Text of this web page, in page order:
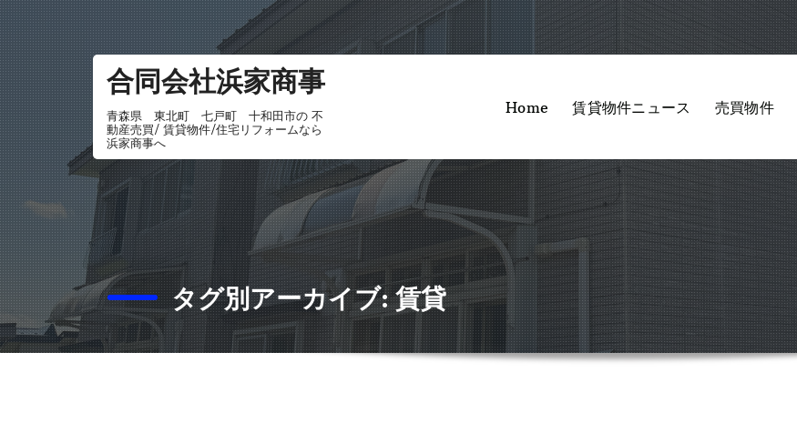
コ
ン
テ
ン
ツ
へ
ス
キ
ッ
プ
合同会社浜家商事
青森県 東北町 七戸町 十和田市の 不
動産売買/ 賃貸物件/住宅リフォームなら
浜家商事へ
Home 賃貸物件ニュース 売買物件
タグ別アーカイブ: 賃貸